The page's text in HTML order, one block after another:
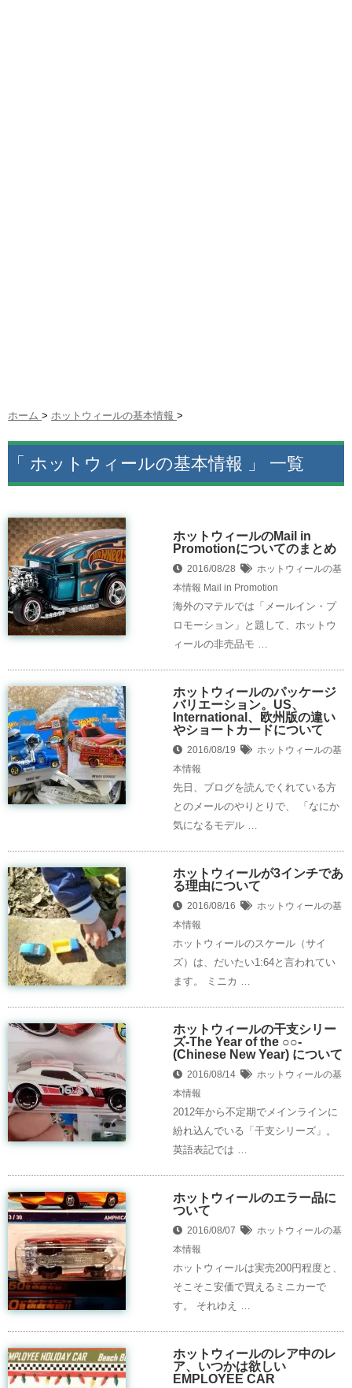
ホーム > ホットウィールの基本情報 >
「 ホットウィールの基本情報 」 一覧
ホットウィールのMail in
Promotionについてのまとめ
2016/08/28
ホットウィールの基
本情報 Mail in Promotion
海外のマテルでは「メールイン・プ
ロモーション」と題して、ホットウ
ィールの非売品モ …
ホットウィールのパッケージ
バリエーション。US、
International、欧州版の違い
やショートカードについて
2016/08/19
ホットウィールの基
本情報
先日、ブログを読んでくれている方
とのメールのやりとりで、 「なにか
気になるモデル …
ホットウィールが3インチであ
る理由について
2016/08/16
ホットウィールの基
本情報
ホットウィールのスケール（サイ
ズ）は、だいたい1:64と言われてい
ます。 ミニカ …
ホットウィールの干支シリー
ズ-The Year of the ○○-
(Chinese New Year) について
2016/08/14
ホットウィールの基
本情報
2012年から不定期でメインラインに
紛れ込んでいる「干支シリーズ」。
英語表記では …
ホットウィールのエラー品に
ついて
2016/08/07
ホットウィールの基
本情報
ホットウィールは実売200円程度と、
そこそこ安価で買えるミニカーで
す。 それゆえ …
ホットウィールのレア中のレ
ア、いつかは欲しい
EMPLOYEE CAR